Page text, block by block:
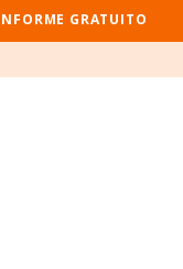
GRATUITO